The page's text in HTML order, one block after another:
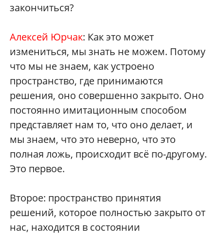
закончиться?
Алексей Юрчак: Как это может
измениться, мы знать не можем. Потому
что мы не знаем, как устроено
пространство, где принимаются
решения, оно совершенно закрыто. Оно
постоянно имитационным способом
представляет нам то, что оно делает, и
мы знаем, что это неверно, что это
полная ложь, происходит всё по-другому.
Это первое.
Второе: пространство принятия
решений, которое полностью закрыто от
нас, находится в состоянии